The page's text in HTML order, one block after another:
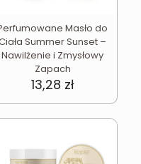
Masło do
Summer Sunset –
Nawilżenie i Zmysłowy
Zapach
13,28 zł